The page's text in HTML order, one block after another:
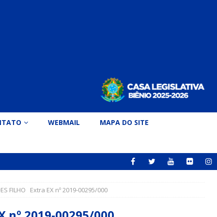
WEBMAIL MAPA DO SITE
FILHO Extra EX nº 2019-00295/000